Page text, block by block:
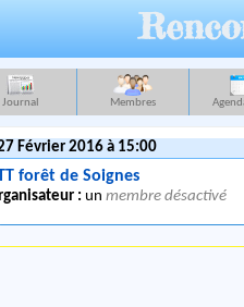
Journal Membres
Février 2016 à 15:00
forêt de Soignes
: un membre désactivé